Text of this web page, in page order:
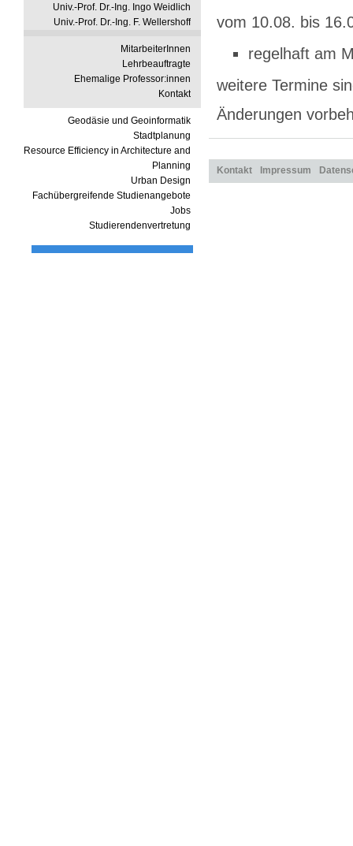
Univ.-Prof. Dr.-Ing. Ingo Weidlich
Univ.-Prof. Dr.-Ing. F. Wellershoff
MitarbeiterInnen
Lehrbeauftragte
Ehemalige Professor:innen
Kontakt
Geodäsie und Geoinformatik
Stadtplanung
Resource Efficiency in Architecture and
Planning
Urban Design
Fachübergreifende Studienangebote
Jobs
Studierendenvertretung
vom 10.08. bis
regelhaft am
weitere Termine
Änderungen
Kontakt Impressum